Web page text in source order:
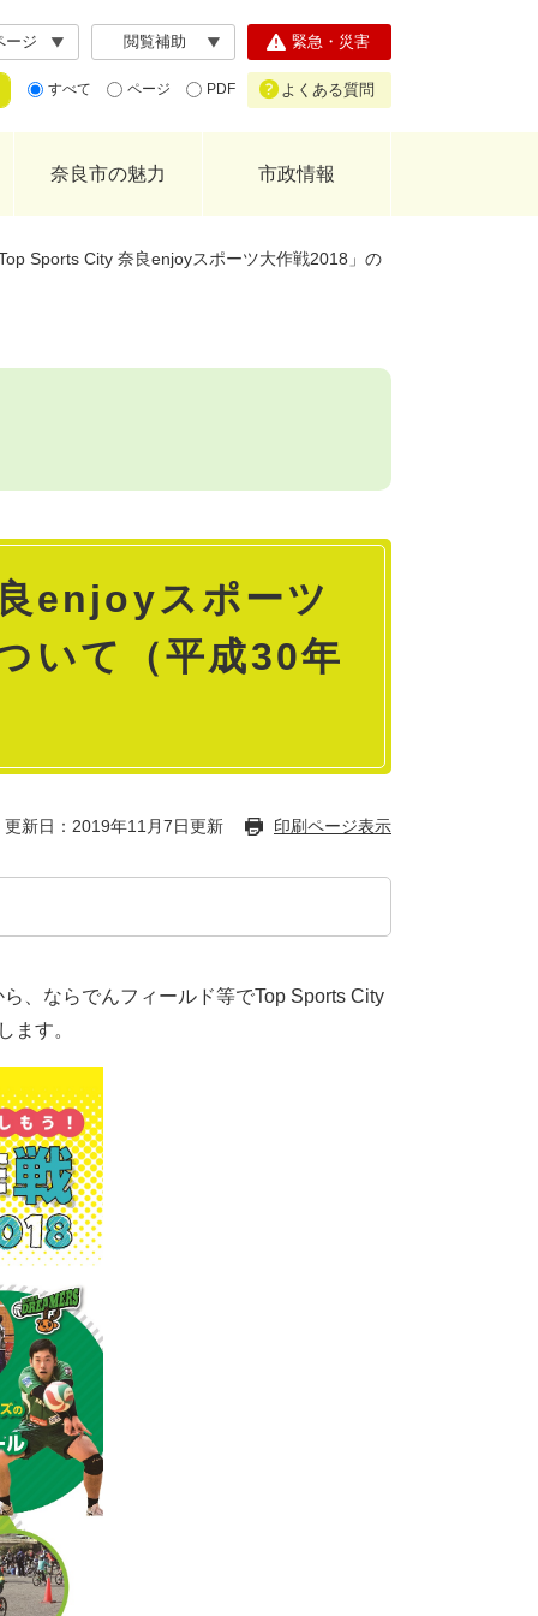
ージ 閲覧補助
すべて ページ PDF
緊急・災害
よくある質問
奈良市の魅力 市政情報
Sports City 奈良enjoyスポーツ大作戦2018」の
enjoyスポーツ
いて（平成30年
更新日：2019年11月7日更新 印刷ページ表示
、ならでんフィールド等でTop Sports City
ます。